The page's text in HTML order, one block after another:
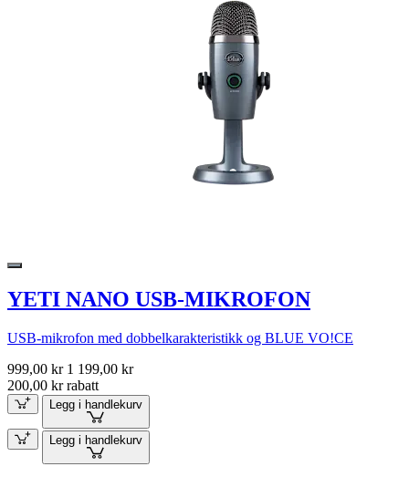
YETI NANO USB-MIKROFON
USB-mikrofon med dobbelkarakteristikk og BLUE VO!CE
999,00 kr 1 199,00 kr
200,00 kr rabatt
Legg i handlekurv
Legg i handlekurv